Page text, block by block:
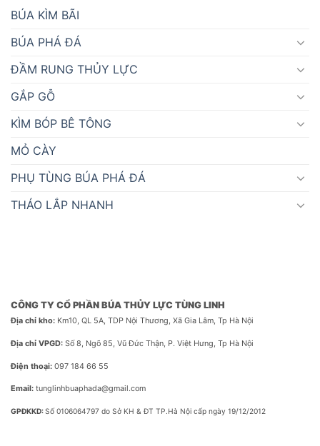
BÚA KÌM BÃI
BÚA PHÁ ĐÁ
ĐẦM RUNG THỦY LỰC
GẮP GỖ
KÌM BÓP BÊ TÔNG
MỎ CÀY
PHỤ TÙNG BÚA PHÁ ĐÁ
THÁO LẮP NHANH
CÔNG TY CỔ PHẦN BÚA THỦY LỰC TÙNG LINH
Địa chỉ kho: Km10, QL 5A, TDP Nội Thương, Xã Gia Lâm, Tp Hà Nội
Địa chỉ VPGD: Số 8, Ngõ 85, Vũ Đức Thận, P. Việt Hưng, Tp Hà Nội
Điện thoại: 097 184 66 55
Email: tunglinhbuaphada@gmail.com
GPĐKKD:Số 0106064797 do Sở KH & ĐT TP.Hà Nội cấp ngày 19/12/2012